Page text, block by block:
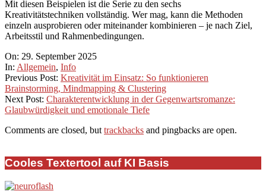
Mit diesen Beispielen ist die Serie zu den sechs
Kreativitätstechniken vollständig. Wer mag, kann die Methoden
einzeln ausprobieren oder miteinander kombinieren – je nach Ziel,
Arbeitsstil und Rahmenbedingungen.
2025-
09-
29
On: 29. September 2025
In: Allgemein, Info
Previous Post: Kreativität im Einsatz: So funktionieren
Brainstorming, Mindmapping & Clustering
Next Post: Charakterentwicklung in der Gegenwartsromanze:
Glaubwürdigkeit und emotionale Tiefe
Comments are closed, but trackbacks and pingbacks are open.
Cooles Textertool auf KI Basis